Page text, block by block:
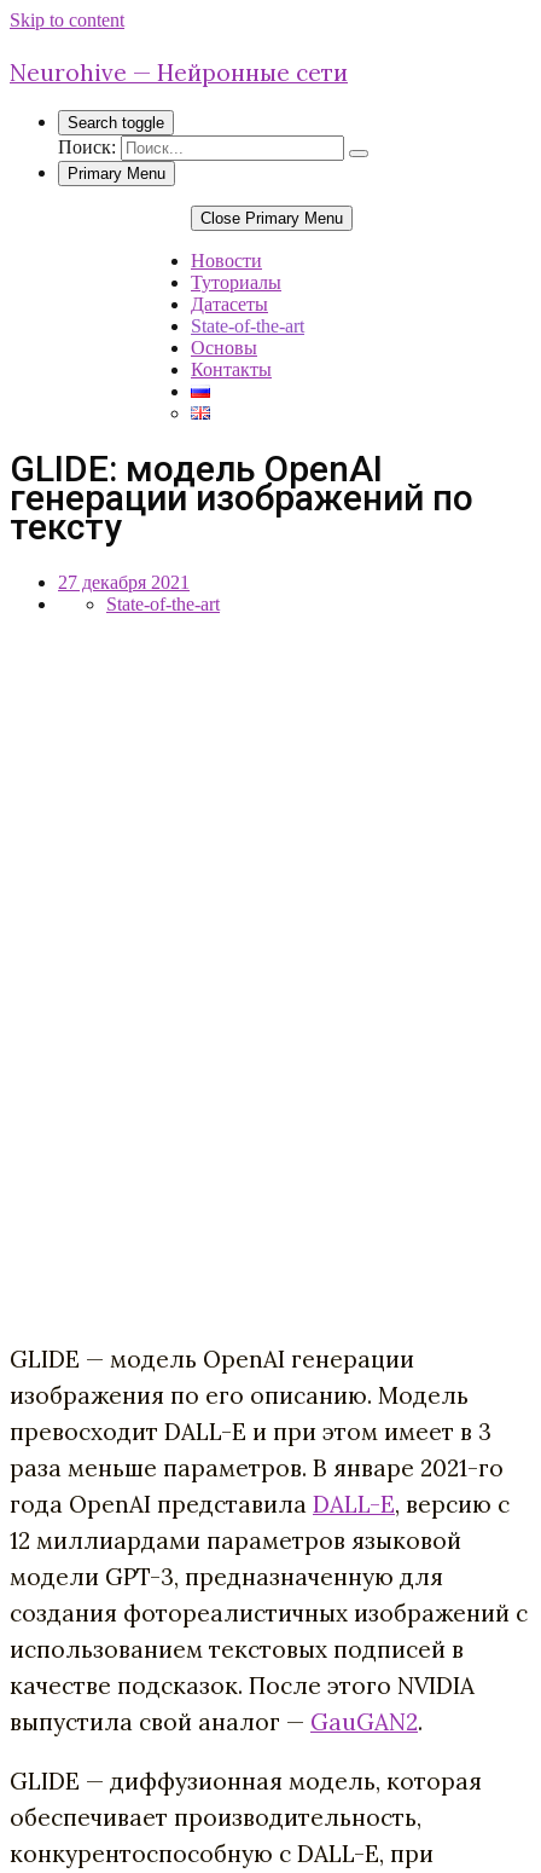
Skip to content
Neurohive — Нейронные сети
Search toggle
Поиск:
Primary Menu
Close Primary Menu
Новости
Туториалы
Датасеты
State-of-the-art
Основы
Контакты
GLIDE: модель OpenAI
генерации изображений по
тексту
27 декабря 2021
State-of-the-art
GLIDE — модель OpenAI генерации
изображения по его описанию. Модель
превосходит DALL-E и при этом имеет в 3
раза меньше параметров. В январе 2021-го
года OpenAI представила DALL-E, версию с
12 миллиардами параметров языковой
модели GPT-3, предназначенную для
создания фотореалистичных изображений с
использованием текстовых подписей в
качестве подсказок. После этого NVIDIA
выпустила свой аналог — GauGAN2.
GLIDE — диффузионная модель, которая
обеспечивает производительность,
конкурентоспособную с DALL-E, при